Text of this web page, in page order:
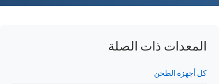
المعدات ذات الصلة
كل أجهزة الطحن